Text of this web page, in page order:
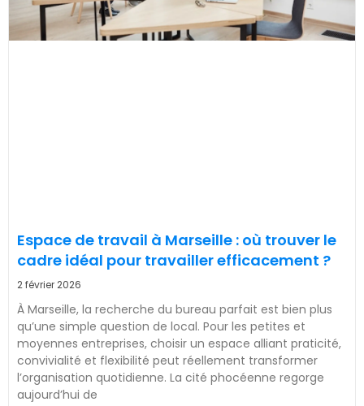
Espace de travail à Marseille : où trouver le
cadre idéal pour travailler efficacement ?
2 février 2026
À Marseille, la recherche du bureau parfait est bien plus
qu’une simple question de local. Pour les petites et
moyennes entreprises, choisir un espace alliant praticité,
convivialité et flexibilité peut réellement transformer
l’organisation quotidienne. La cité phocéenne regorge
aujourd’hui de